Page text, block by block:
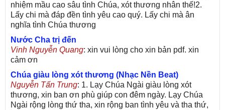
nhiệm mầu cao sâu tình Chúa, xót thương nhân thế!2.
Lấy chi mà đáp đền tình yêu cao quý. Lấy chi mà ân
nghĩa tình Chúa thương
Nước Cha trị đến
Vinh Nguyễn Quang: xin vui lòng cho xin bản pdf. xin
cảm ơn
Chúa giàu lòng xót thương (Nhạc Nền Beat)
Nguyễn Tấn Trung: 1. Lạy Chúa Ngài giàu lòng xót
thương, xin ban ơn phù giúp con đêm ngày. Lạy Chúa
Ngài rộng lòng thứ tha, xin rộng ban tình yêu và tha thứ,